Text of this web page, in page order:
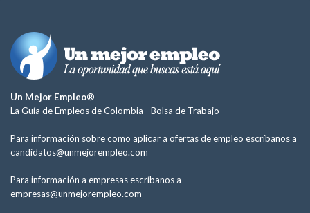
Un Mejor Empleo®
La Guía de Empleos de Colombia - Bolsa de Trabajo
Para información sobre como aplicar a ofertas de empleo escríbanos a
candidatos@unmejorempleo.com
Para información a empresas escríbanos a
empresas@unmejorempleo.com